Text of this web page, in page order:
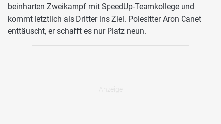
beinharten Zweikampf mit SpeedUp-Teamkollege und
kommt letztlich als Dritter ins Ziel. Polesitter Aron Canet
enttäuscht, er schafft es nur Platz neun.